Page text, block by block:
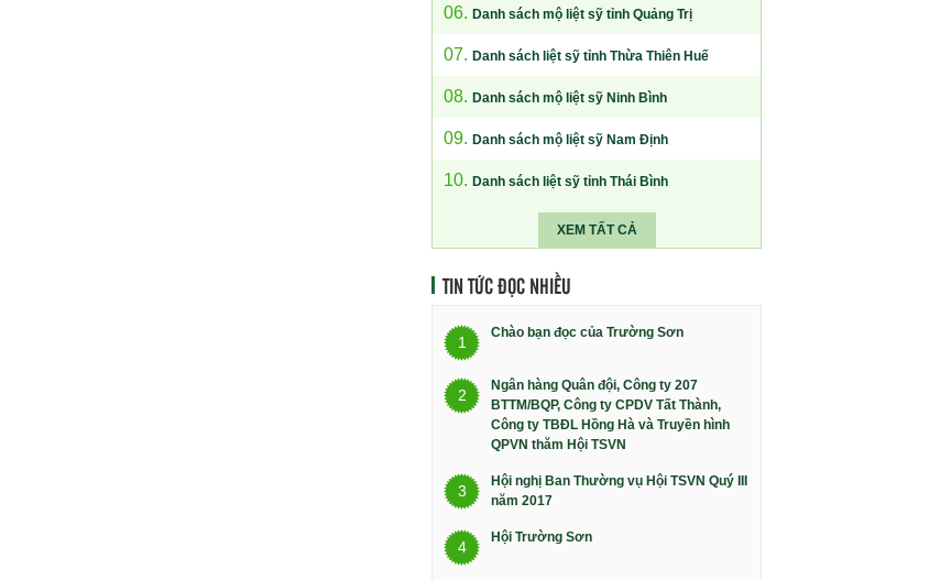
06. Danh sách mộ liệt sỹ tỉnh Quảng Trị
07. Danh sách liệt sỹ tỉnh Thừa Thiên Huế
08. Danh sách mộ liệt sỹ Ninh Bình
09. Danh sách mộ liệt sỹ Nam Định
10. Danh sách liệt sỹ tỉnh Thái Bình
XEM TẤT CẢ
TIN TỨC ĐỌC NHIỀU
1
Chào bạn đọc của Trường Sơn
2
Ngân hàng Quân đội, Công ty 207
BTTM/BQP, Công ty CPDV Tất Thành,
Công ty TBĐL Hồng Hà và Truyền hình
QPVN thăm Hội TSVN
3
Hội nghị Ban Thường vụ Hội TSVN Quý III
năm 2017
4
Hội Trường Sơn